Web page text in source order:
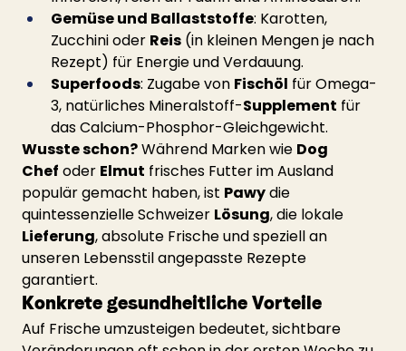
Gemüse und Ballaststoffe: Karotten,
Zucchini oder Reis (in kleinen Mengen je nach
Rezept) für Energie und Verdauung.
Superfoods: Zugabe von Fischöl für Omega-
3, natürliches Mineralstoff-Supplement für
das Calcium-Phosphor-Gleichgewicht.
Wusste schon? Während Marken wie Dog
Chef oder Elmut frisches Futter im Ausland
populär gemacht haben, ist Pawy die
quintessenzielle Schweizer Lösung, die lokale
Lieferung, absolute Frische und speziell an
unseren Lebensstil angepasste Rezepte
garantiert.
Konkrete gesundheitliche Vorteile
Auf Frische umzusteigen bedeutet, sichtbare